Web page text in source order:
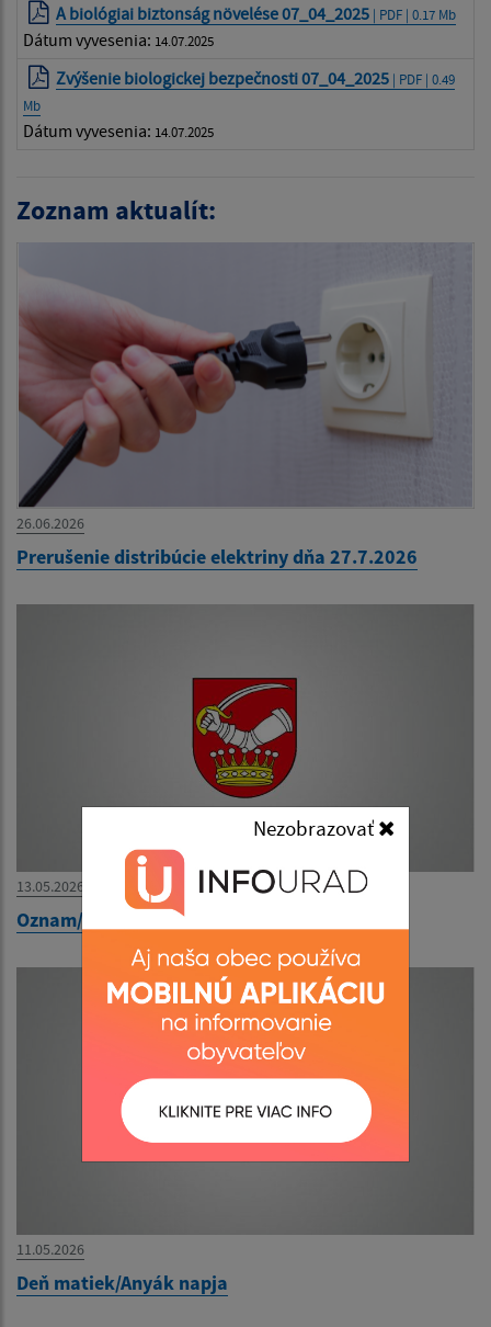
Nezobrazovať
A biológiai biztonság növelése 07_04_2025 | PDF | 0.17 Mb
Dátum vyvesenia: 14.07.2025
Zvýšenie biologickej bezpečnosti 07_04_2025 | PDF | 0.49
Mb
Dátum vyvesenia: 14.07.2025
Zoznam aktualít:
26.06.2026
Prerušenie distribúcie elektriny dňa 27.7.2026
13.05.2026
Oznam/Értesítés
11.05.2026
Deň matiek/Anyák napja